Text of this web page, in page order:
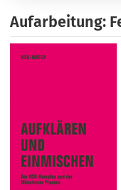
Aufarbeitung: